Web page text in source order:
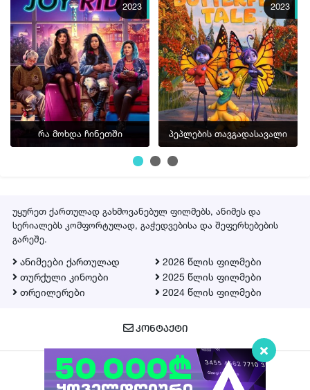
2023
რა მოხდა ჩინეთში
2023
პეპლების თავგადასავალი
უყურეთ ქართულად გახმოვანებულ ფილმებს, ანიმეს და
სერიალებს კომფორტულად, გაჭედვებისა და შეფერხებების
გარეშე.
ანიმეები ქართულად
თურქული კინოები
თრეილერები
2026 წლის ფილმები
2025 წლის ფილმები
2024 წლის ფილმები
ᲙᲝᲜᲢᲐᲥᲢᲘ